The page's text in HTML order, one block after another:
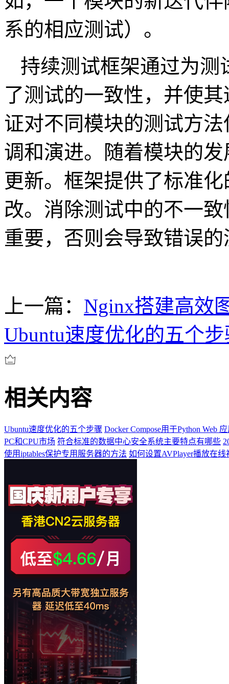
系的相应测试）。
持续测试框架通过为测
了测试的一致性，并使
证对不同模块的测试方
调和演进。随着模块的
更新。框架提供了标准
改。消除测试中的不一
重要，否则会导致错误
上一篇： Nginx搭建高效
Ubuntu速度优化的五个
相关内容
Ubuntu速度优化的五个步骤 Docker Compose用于Python Web
PC和CPU市场 符合标准的数据中心安全系统主要特点有哪些
使用iptables保护专用服务器的方法 如何设置AVPlayer播放在